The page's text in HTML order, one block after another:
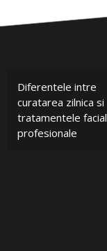
Diferentele intre
curatarea zilnica si
tratamentele
profesionale